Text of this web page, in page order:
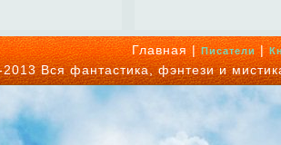
Главная |Писатели|
Вся фантастика, фэнтези и